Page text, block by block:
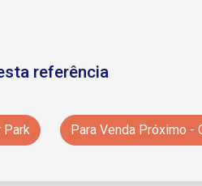
referência
Park Para Venda Próximo -